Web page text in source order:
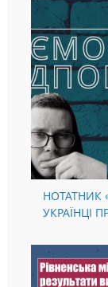
НОТАТНИК
УКРАЇНЦІ